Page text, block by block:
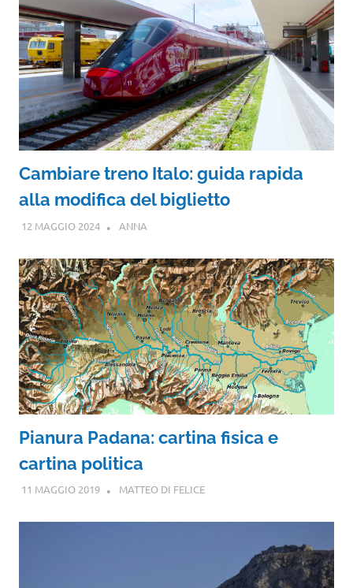
Cambiare treno Italo: guida rapida
alla modifica del biglietto
12 MAGGIO 2024 ANNA
Pianura Padana: cartina fisica e
cartina politica
11 MAGGIO 2019 MATTEO DI FELICE